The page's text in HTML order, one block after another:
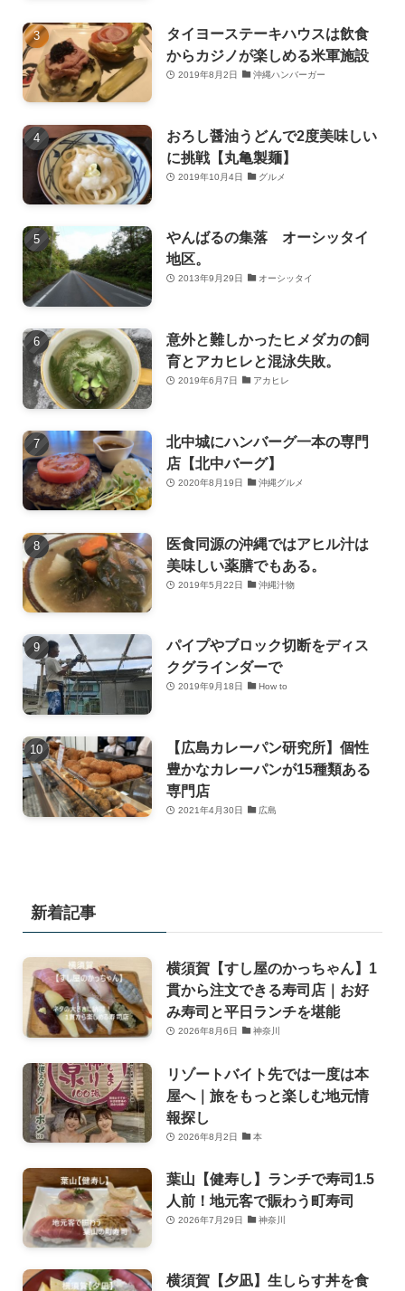
タイヨーステーキハウスは飲食
からカジノが楽しめる米軍施設
2019年8月2日 沖縄ハンバーガー
おろし醤油うどんで2度美味しい
に挑戦【丸亀製麺】
2019年10月4日 グルメ
やんばるの集落 オーシッタイ
地区。
2013年9月29日 オーシッタイ
意外と難しかったヒメダカの飼
育とアカヒレと混泳失敗。
2019年6月7日 アカヒレ
北中城にハンバーグ一本の専門
店【北中バーグ】
2020年8月19日 沖縄グルメ
医食同源の沖縄ではアヒル汁は
美味しい薬膳でもある。
2019年5月22日 沖縄汁物
パイプやブロック切断をディス
クグラインダーで
2019年9月18日 How to
【広島カレーパン研究所】個性
豊かなカレーパンが15種類ある
専門店
2021年4月30日 広島
新着記事
横須賀【すし屋のかっちゃん】1
貫から注文できる寿司店｜お好
み寿司と平日ランチを堪能
2026年8月6日 神奈川
リゾートバイト先では一度は本
屋へ｜旅をもっと楽しむ地元情
報探し
2026年8月2日 本
葉山【健寿し】ランチで寿司1.5
人前！地元客で賑わう町寿司
2026年7月29日 神奈川
横須賀【夕凪】生しらす丼を食